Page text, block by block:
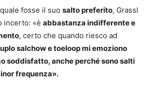
fosse il suo salto preferito, Grassl
incerto: «è abbastanza indifferente e
, certo che quando riesco ad
salchow e toeloop mi emoziono
soddisfatto, anche perché sono salti
frequenza».